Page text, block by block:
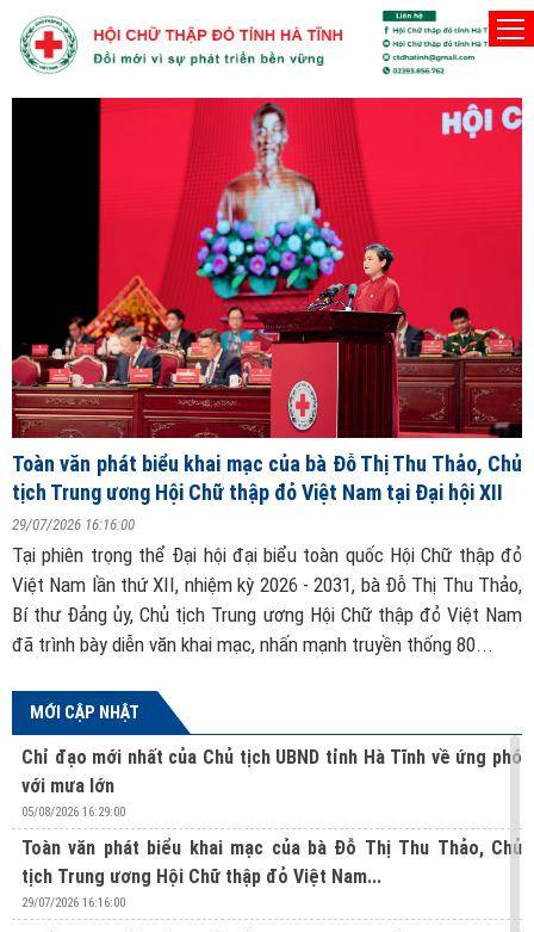
Chủ nhật, 9/8/2026 Người Hội viên Hội Chữ thập đỏ phải thật sự vì lợi
Toàn văn phát biểu khai mạc của bà Đỗ Thị Thu Thảo, Chủ
tịch Trung ương Hội Chữ thập đỏ Việt Nam tại Đại hội XII
29/07/2026 16:16:00
Tại phiên trọng thể Đại hội đại biểu toàn quốc Hội Chữ thập đỏ
Việt Nam lần thứ XII, nhiệm kỳ 2026 - 2031, bà Đỗ Thị Thu Thảo,
Bí thư Đảng ủy, Chủ tịch Trung ương Hội Chữ thập đỏ Việt Nam
đã trình bày diễn văn khai mạc, nhấn mạnh truyền thống 80...
MỚI CẬP NHẬT
Chỉ đạo mới nhất của Chủ tịch UBND tỉnh Hà Tĩnh về ứng phó
với mưa lớn
05/08/2026 16:29:00
Toàn văn phát biểu khai mạc của bà Đỗ Thị Thu Thảo, Chủ
tịch Trung ương Hội Chữ thập đỏ Việt Nam...
29/07/2026 16:16:00